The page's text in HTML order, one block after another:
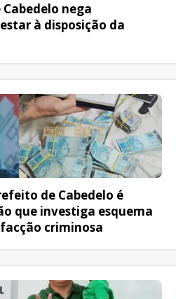
nega
à disposição da
de Cabedelo é
que investiga esquema
criminosa